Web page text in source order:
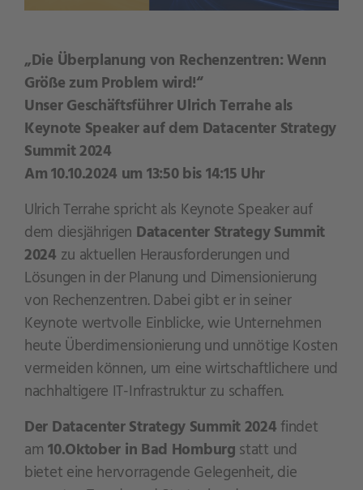
„Die Überplanung von Rechenzentren: Wenn
Größe zum Problem wird!“
Unser Geschäftsführer Ulrich Terrahe als
Keynote Speaker auf dem Datacenter Strategy
Summit 2024
Am 10.10.2024 um 13:50 bis 14:15 Uhr
Ulrich Terrahe spricht als Keynote Speaker auf
dem diesjährigen Datacenter Strategy Summit
2024 zu aktuellen Herausforderungen und
Lösungen in der Planung und Dimensionierung
von Rechenzentren. Dabei gibt er in seiner
Keynote wertvolle Einblicke, wie Unternehmen
heute Überdimensionierung und unnötige Kosten
vermeiden können, um eine wirtschaftlichere und
nachhaltigere IT-Infrastruktur zu schaffen.
Der Datacenter Strategy Summit 2024 findet
am10.Oktober in Bad Homburg statt und
bietet eine hervorragende Gelegenheit, die